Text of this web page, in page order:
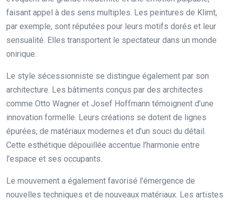
faisant appel à des sens multiples. Les peintures de Klimt,
par exemple, sont réputées pour leurs motifs dorés et leur
sensualité. Elles transportent le spectateur dans un monde
onirique.
Le style sécessionniste se distingue également par son
architecture. Les bâtiments conçus par des architectes
comme Otto Wagner et Josef Hoffmann témoignent d’une
innovation formelle. Leurs créations se dotent de lignes
épurées, de matériaux modernes et d’un souci du détail.
Cette esthétique dépouillée accentue l’harmonie entre
l’espace et ses occupants.
Le mouvement a également favorisé l’émergence de
nouvelles techniques et de nouveaux matériaux. Les artistes